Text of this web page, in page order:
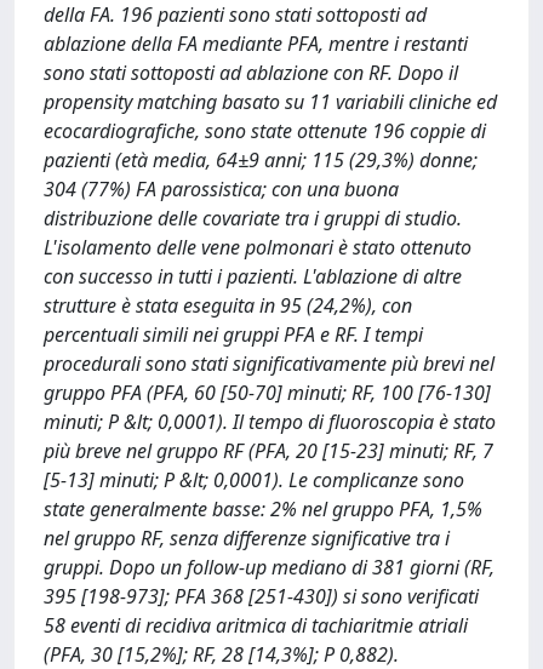
della FA. 196 pazienti sono stati sottoposti ad
ablazione della FA mediante PFA, mentre i restanti
sono stati sottoposti ad ablazione con RF. Dopo il
propensity matching basato su 11 variabili cliniche ed
ecocardiografiche, sono state ottenute 196 coppie di
pazienti (età media, 64±9 anni; 115 (29,3%) donne;
304 (77%) FA parossistica; con una buona
distribuzione delle covariate tra i gruppi di studio.
L'isolamento delle vene polmonari è stato ottenuto
con successo in tutti i pazienti. L'ablazione di altre
strutture è stata eseguita in 95 (24,2%), con
percentuali simili nei gruppi PFA e RF. I tempi
procedurali sono stati significativamente più brevi nel
gruppo PFA (PFA, 60 [50-70] minuti; RF, 100 [76-130]
minuti; P &lt; 0,0001). Il tempo di fluoroscopia è stato
più breve nel gruppo RF (PFA, 20 [15-23] minuti; RF, 7
[5-13] minuti; P &lt; 0,0001). Le complicanze sono
state generalmente basse: 2% nel gruppo PFA, 1,5%
nel gruppo RF, senza differenze significative tra i
gruppi. Dopo un follow-up mediano di 381 giorni (RF,
395 [198-973]; PFA 368 [251-430]) si sono verificati
58 eventi di recidiva aritmica di tachiaritmie atriali
(PFA, 30 [15,2%]; RF, 28 [14,3%]; P 0,882).